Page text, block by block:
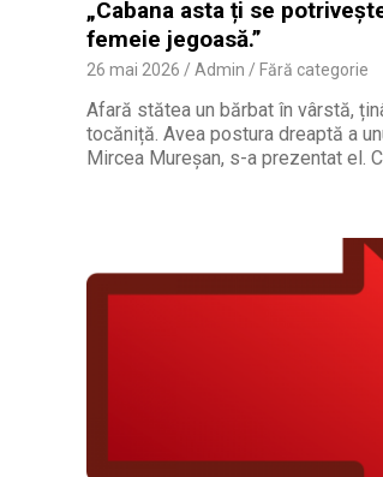
„Cabana asta ți se
femeie jegoasă.”
26 mai 2026 Admin Fără categorie
Afară stătea un bărbat în vârstă,
tocăniță. Avea postura dreaptă a
Mircea Mureșan, s-a prezentat el.